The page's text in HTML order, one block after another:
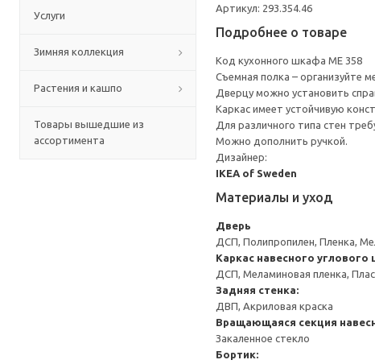
Услуги
Зимняя коллекция
Растения и кашпо
Товары вышедшие из
ассортимента
Артикул: 293.354.46
Подробнее о товаре
Код кухонного шкафа ME 358
Съемная полка – организуйте
Дверцу можно установить
Каркас имеет устойчивую
Для различного типа стен
Можно дополнить ручкой.
Дизайнер:
IKEA of Sweden
Материалы и уход
Дверь
ДСП, Полипропилен, Пленка,
Каркас навесного
ДСП, Меламиновая пленка,
Задняя стенка:
ДВП, Акриловая краска
Вращающаяся секция
Закаленное стекло
Бортик: